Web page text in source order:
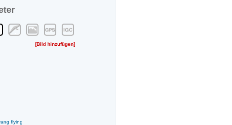
flying
[Bild hinzufügen]